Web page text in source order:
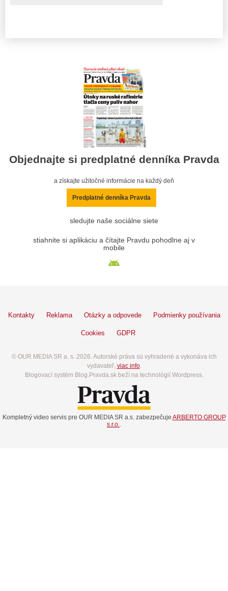
Objednajte si predplatné denníka Pravda
a získajte užitočné informácie na každý deň
Predplatné denníka Pravda
sledujte naše sociálne siete
stiahnite si aplikáciu a čítajte Pravdu pohodlne aj v
mobile
Kontakty Reklama Otázky a odpovede Podmienky používania
Cookies GDPR
© OUR MEDIA SR a. s. 2026. Autorské práva sú vyhradené a vykonáva ich
vydavateľ, viac info.
Blogovací systém Blog.Pravda.sk beží na technológií Wordpress.
Kompletný video servis pre OUR MEDIA SR a.s. zabezpečuje ARBERTO GROUP
s.r.o..